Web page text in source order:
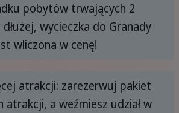
pobytów trwających 2
wycieczka do Granady
wliczona w cenę!
atrakcji: zarezerwuj pakiet
atrakcji, a weźmiesz udział w